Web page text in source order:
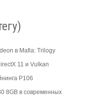
в Mafia: Trilogy
11 и Vulkan
P106
8GB в современных